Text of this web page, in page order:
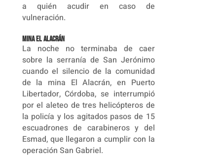
a quién acudir en caso de
vulneración.
Mina El Alacrán
La noche no terminaba de caer
sobre la serranía de San Jerónimo
cuando el silencio de la comunidad
de la mina El Alacrán, en Puerto
Libertador, Córdoba, se interrumpió
por el aleteo de tres helicópteros de
la policía y los agitados pasos de 15
escuadrones de carabineros y del
Esmad, que llegaron a cumplir con la
operación San Gabriel.